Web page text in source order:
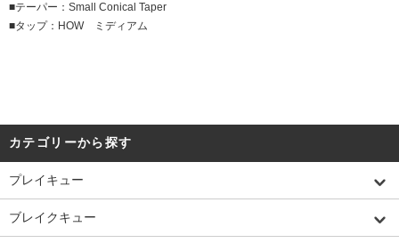
■テーパー：Small Conical Taper
■タップ：HOW ミディアム
カテゴリーから探す
プレイキュー
ブレイクキュー